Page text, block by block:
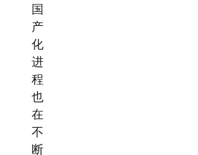
国
产
化
进
程
也
在
不
断